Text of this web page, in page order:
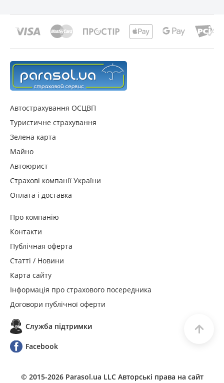
Автострахування ОСЦВП
Туристичне страхування
Зелена карта
Майно
Автоюрист
Страхові компанії України
Оплата і доставка
Про компанію
Контакти
Публічная оферта
Статті / Новини
Карта сайту
Інформація про страхового посередника
Договори публічної оферти
Служба пiдтримки
Facebook
© 2015-2026Parasol.ua LLC Авторські права на сайт